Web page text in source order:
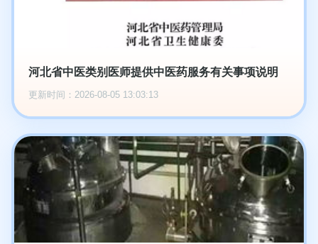
河北省中医类别医师提供中医药服务有关事项说明
更新时间：2026-08-05 13:03:13